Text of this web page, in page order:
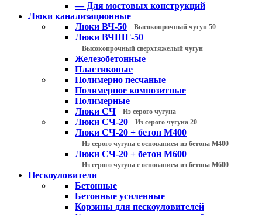
— Для мостовых конструкций
Люки канализационные
Люки ВЧ-50
Высокопрочный чугун 50
Люки ВЧШГ-50
Высокопрочный сверхтяжелый чугун
Железобетонные
Пластиковые
Полимерно песчаные
Полимерное композитные
Полимерные
Люки СЧ
Из серого чугуна
Люки СЧ-20 Из серого чугуна 20
Люки СЧ-20 + бетон М400
Из серого чугуна с основанием из бетона М400
Люки СЧ-20 + бетон М600
Из серого чугуна с основанием из бетона М600
Пескоуловители
Бетонные
Бетонные усиленные
Корзины для пескоуловителей